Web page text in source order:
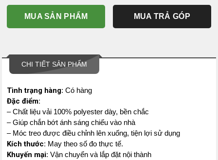
MUA SẢN PHẨM MUA TRẢ GÓP
CHI TIẾT SẢN PHẨM
Tình trạng hàng: Có hàng
Đặc điểm:
– Chất liệu vải 100% polyester dày, bền chắc
– Giúp chắn bớt ánh sáng chiếu vào nhà
– Móc treo được điều chỉnh lên xuống, tiện lợi sử dụng
Kích thước: May theo số đo thực tế.
Khuyến mại: Vận chuyển và lắp đặt nội thành